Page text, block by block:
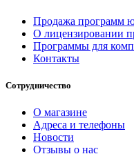
Продажа программ
О лицензировании
Программы для
Контакты
Сотрудничество
О магазине
Адреса и телефоны
Новости
Отзывы о нас